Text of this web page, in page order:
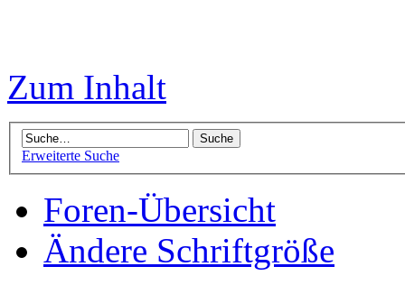
Zum Inhalt
Erweiterte Suche
Foren-Übersicht
Ändere Schriftgröße